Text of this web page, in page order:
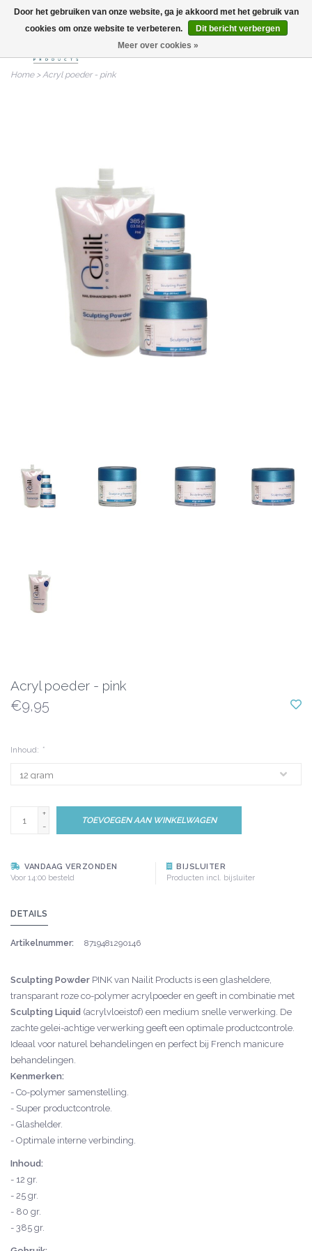
info@nailitproducts.com
Home>Acryl poeder - pink
Acryl poeder - pink
€9,95
Inhoud: *
+
-
TOEVOEGEN AAN WINKELWAGEN
VANDAAG VERZONDEN
Voor 14:00 besteld
BIJSLUITER
Producten incl. bijsluiter
DETAILS
Artikelnummer: 8719481290146
Sculpting Powder PINK van Nailit Products is een glasheldere,
transparant roze co-polymer acrylpoeder en geeft in combinatie met
Sculpting Liquid (acrylvloeistof) een medium snelle verwerking. De
zachte gelei-achtige verwerking geeft een optimale productcontrole.
Ideaal voor naturel behandelingen en perfect bij French manicure
behandelingen.
Kenmerken:
- Co-polymer samenstelling.
- Super productcontrole.
- Glashelder.
- Optimale interne verbinding.
Inhoud:
- 12 gr.
- 25 gr.
- 80 gr.
- 385 gr.
Door het gebruiken van onze website, ga je akkoord met het gebruik van
cookies om onze website te verbeteren.
Dit bericht verbergen
Meer over cookies »